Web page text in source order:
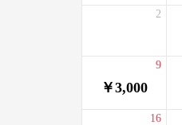
2
￥3,000
9
16